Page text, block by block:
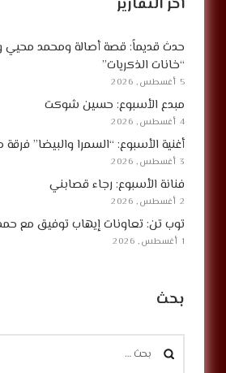
آخر التقارير
حدث قديماً: قصة أصالة ومحمد محيي
“خانات الذكريات”
5 أغسطس, 2026
مبدع الأسبوع: حسين شوكت
4 أغسطس, 2026
أغنية الأسبوع: “السمرا والبيضا”
3 أغسطس, 2026
فنانة الأسبوع: رجاء قصابني
2 أغسطس, 2026
توب تن: تعاونات إيهاب توفيق مع
1 أغسطس, 2026
بحث
البحث
عن: